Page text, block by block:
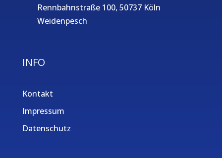
Rennbahnstraße 100, 50737 Köln
Weidenpesch
INFO
Kontakt
Impressum
Datenschutz